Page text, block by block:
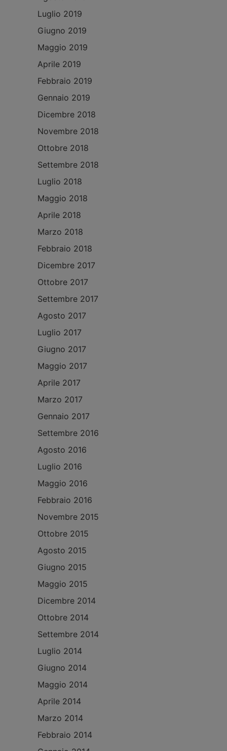
Luglio 2019
Giugno 2019
Maggio 2019
Aprile 2019
Febbraio 2019
Gennaio 2019
Dicembre 2018
Novembre 2018
Ottobre 2018
Settembre 2018
Luglio 2018
Maggio 2018
Aprile 2018
Marzo 2018
Febbraio 2018
Dicembre 2017
Ottobre 2017
Settembre 2017
Agosto 2017
Luglio 2017
Giugno 2017
Maggio 2017
Aprile 2017
Marzo 2017
Gennaio 2017
Settembre 2016
Agosto 2016
Luglio 2016
Maggio 2016
Febbraio 2016
Novembre 2015
Ottobre 2015
Agosto 2015
Giugno 2015
Maggio 2015
Dicembre 2014
Ottobre 2014
Settembre 2014
Luglio 2014
Giugno 2014
Maggio 2014
Aprile 2014
Marzo 2014
Febbraio 2014